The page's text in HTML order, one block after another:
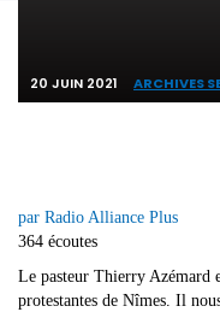
20 JUIN 2021 ARCHIVES
par Radio Alliance Plus
364 écoutes
Le pasteur Thierry Azémard
protestantes de Nîmes. Il